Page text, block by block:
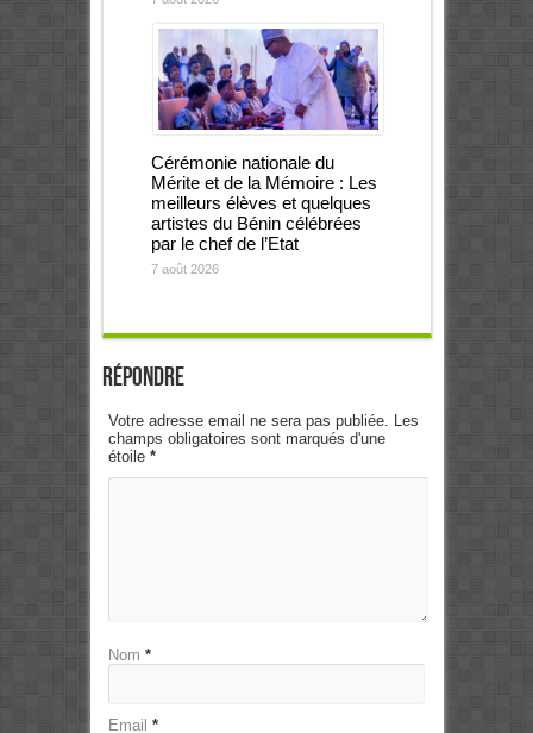
Cérémonie nationale du
Mérite et de la Mémoire : Les
meilleurs élèves et quelques
artistes du Bénin célébrées
par le chef de l’Etat
7 août 2026
Répondre
Votre adresse email ne sera pas publiée. Les
champs obligatoires sont marqués d'une
étoile *
Nom *
Email *